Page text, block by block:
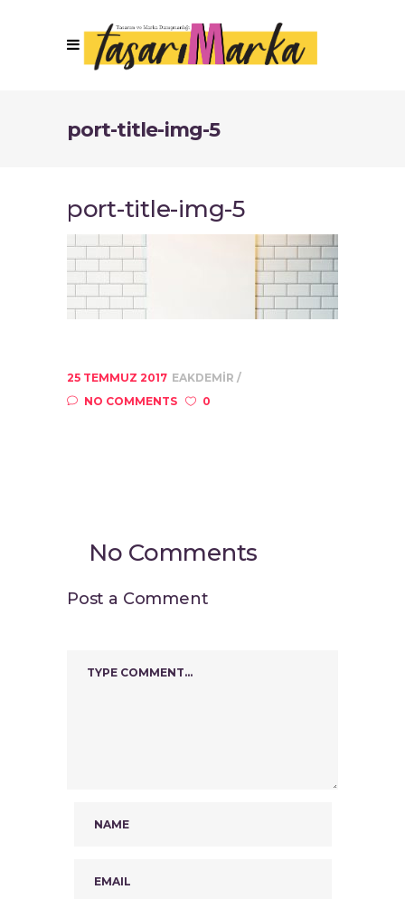
port-title-img-5
port-title-img-5
25 TEMMUZ 2017 EAKDEMIR
NO COMMENTS
0
No Comments
Post a Comment